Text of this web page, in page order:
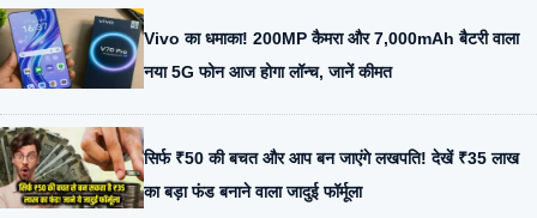
Vivo का धमाका! 200MP कैमरा और 7,000mAh बैटरी वाला
नया 5G फोन आज होगा लॉन्च, जानें कीमत
सिर्फ ₹50 की बचत और आप बन जाएंगे लखपति! देखें ₹35 लाख
का बड़ा फंड बनाने वाला जादुई फॉर्मूला